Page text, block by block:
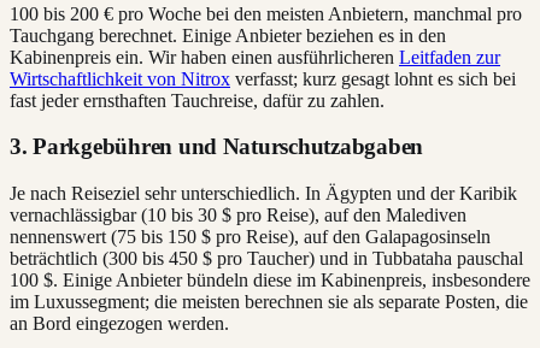
100 bis 200 € pro Woche bei den meisten Anbietern, manchmal pro
Tauchgang berechnet. Einige Anbieter beziehen es in den
Kabinenpreis ein. Wir haben einen ausführlicheren Leitfaden zur
Wirtschaftlichkeit von Nitrox verfasst; kurz gesagt lohnt es sich bei
fast jeder ernsthaften Tauchreise, dafür zu zahlen.
3. Parkgebühren und Naturschutzabgaben
Je nach Reiseziel sehr unterschiedlich. In Ägypten und der Karibik
vernachlässigbar (10 bis 30 $ pro Reise), auf den Malediven
nennenswert (75 bis 150 $ pro Reise), auf den Galapagosinseln
beträchtlich (300 bis 450 $ pro Taucher) und in Tubbataha pauschal
100 $. Einige Anbieter bündeln diese im Kabinenpreis, insbesondere
im Luxussegment; die meisten berechnen sie als separate Posten, die
an Bord eingezogen werden.